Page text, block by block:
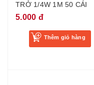
TRỞ 1/4W 1M 50 CÁI
5.000 đ
Thêm giỏ hàng